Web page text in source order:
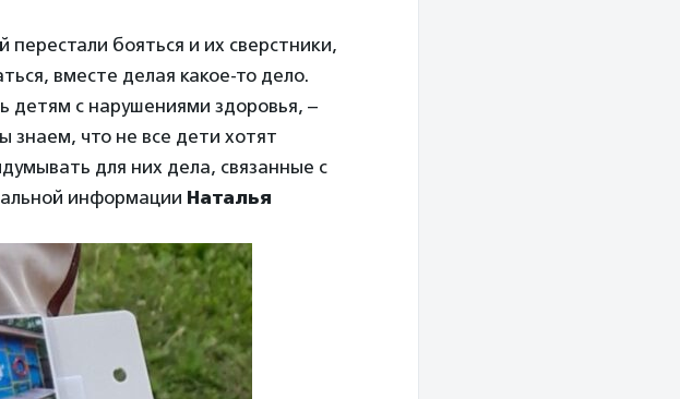
бояться и их сверстники,
вместе делая какое-то дело.
детям с нарушениями здоровья, –
знаем, что не все дети хотят
для них дела, связанные с
информации Наталья